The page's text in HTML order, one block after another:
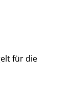
für die